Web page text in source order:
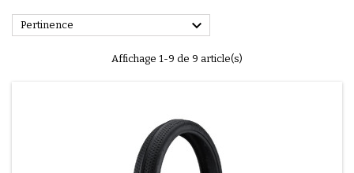
Pertinence 
Affichage 1-9 de 9 article(s)